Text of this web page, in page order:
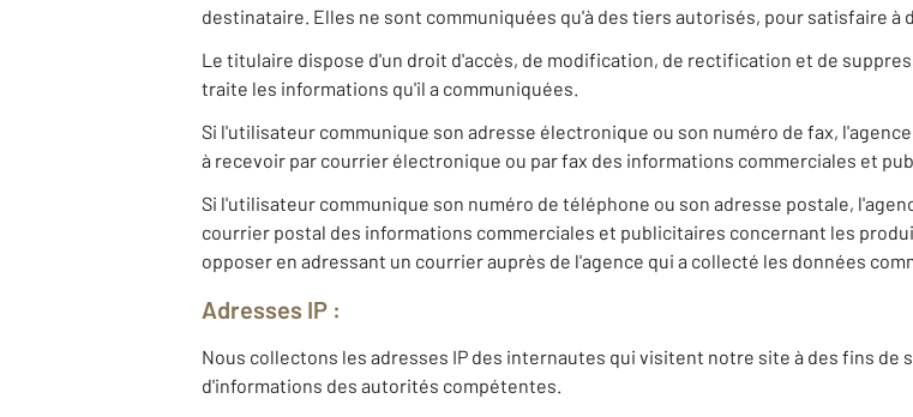
destinataire. Elles ne sont communiquées qu'à des tiers autorisés, pour satisfaire à
Le titulaire dispose d'un droit d'accès, de modification, de rectification et de
traite les informations qu'il a communiquées.
Si l'utilisateur communique son adresse électronique ou son numéro de fax,
à recevoir par courrier électronique ou par fax des informations commerciales et
Si l'utilisateur communique son numéro de téléphone ou son adresse postale,
courrier postal des informations commerciales et publicitaires concernant les
opposer en adressant un courrier auprès de l'agence qui a collecté les données
Adresses IP :
Nous collectons les adresses IP des internautes qui visitent notre site à des fins de
d'informations des autorités compétentes.